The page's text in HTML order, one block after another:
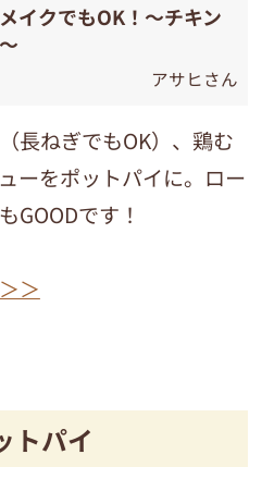
イクでもOK！～チキン
アサヒさん
長ねぎでもOK）、鶏む
ーをポットパイに。ロー
GOODです！
＞
トパイ